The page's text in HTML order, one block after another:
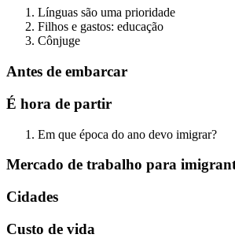
Línguas são uma prioridade
Filhos e gastos: educação
Cônjuge
Antes de embarcar
É hora de partir
Em que época do ano devo imigrar?
Mercado de trabalho para
Cidades
Custo de vida